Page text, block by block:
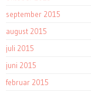
september 2015
august 2015
juli 2015
juni 2015
februar 2015